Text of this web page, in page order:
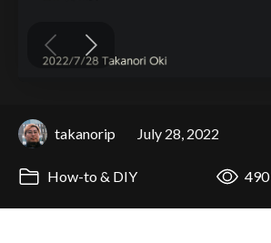
takanorip July 28, 2022
How-to & DIY 490